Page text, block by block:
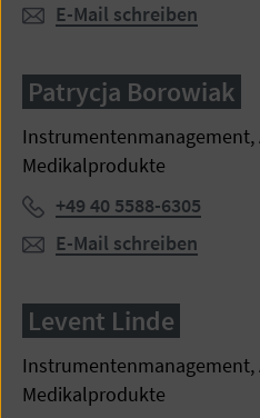
E-Mail schreiben
Patrycja Borowiak
Medikalprodukte
Telefon:
+49 40 5588-6305
E-Mail schreiben
Levent Linde
Medikalprodukte